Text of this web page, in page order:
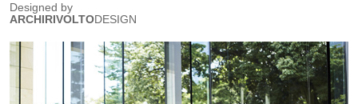
Designed by
ARCHIRIVOLTODESIGN